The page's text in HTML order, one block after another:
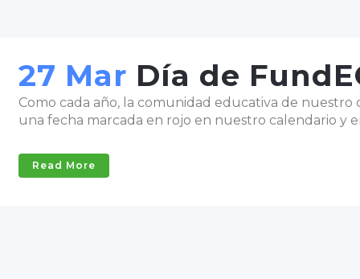
27 Mar Día de
Como cada año, la comunidad educativa de
una fecha marcada en rojo en nuestro calendario y
Read More